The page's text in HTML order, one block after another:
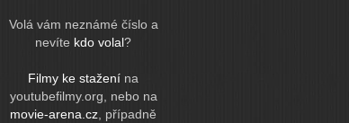
Volá vám neznámé číslo a
nevíte kdo volal?
Filmy ke stažení na
youtubefilmy.org, nebo na
movie-arena.cz , případně